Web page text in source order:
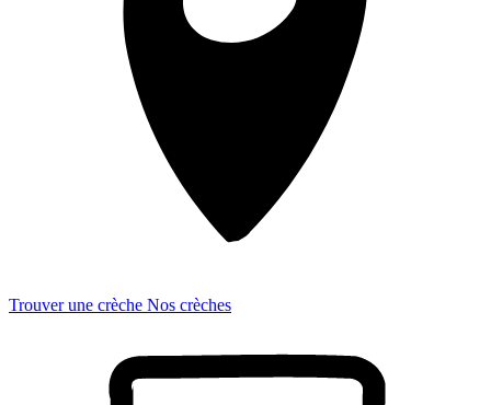
Trouver une crèche Nos crèches